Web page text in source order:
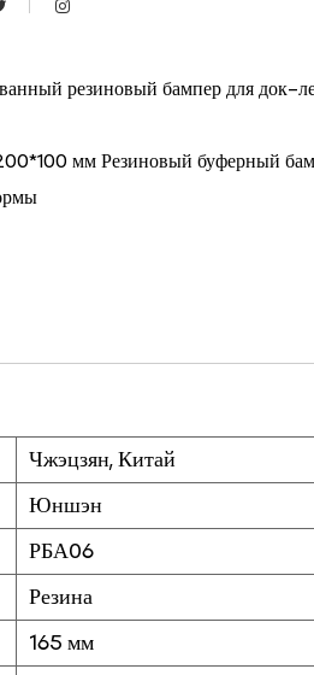
резиновый бампер для док-
мм Резиновый буферный
Чжэцзян, Китай
Юншэн
РБА06
Резина
165 мм